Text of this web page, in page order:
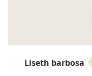
Liseth barbosa